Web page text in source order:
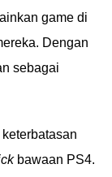
game di
Dengan
sebagai
bawaan PS4.